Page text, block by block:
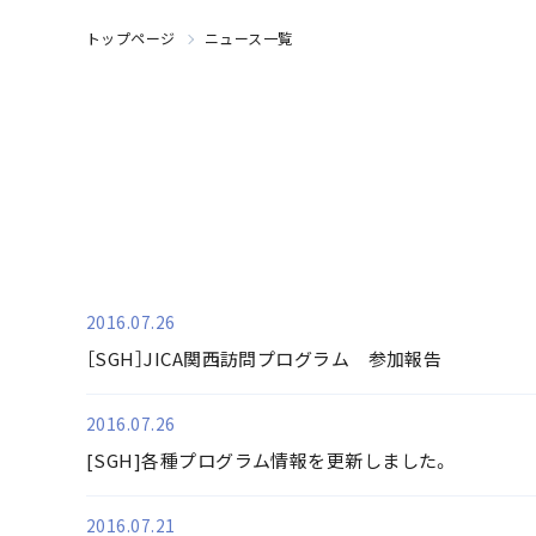
トップページ ニュース一覧
2016.07.26
［SGH］JICA関西訪問プログラム 参加報告
2016.07.26
[SGH]各種プログラム情報を更新しました。
2016.07.21